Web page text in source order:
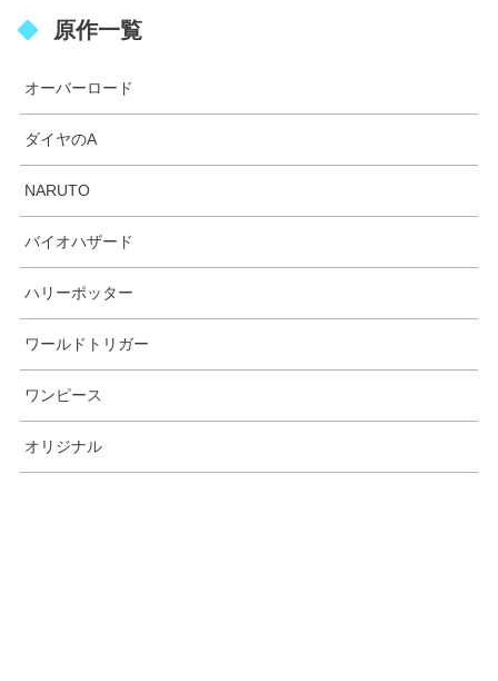
原作一覧
オーバーロード
ダイヤのA
NARUTO
バイオハザード
ハリーポッター
ワールドトリガー
ワンピース
オリジナル